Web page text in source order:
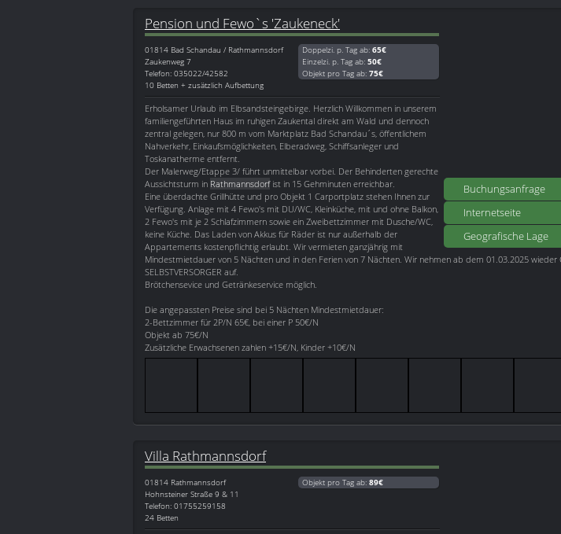
Buchungsanfrage
Internetseite
Geografische Lage
Pension und Fewo`s 'Zaukeneck'
01814 Bad Schandau / Rathmannsdorf
Zaukenweg 7
Telefon: 035022/42582
10 Betten + zusätzlich Aufbettung
Doppelzi. p. Tag ab: 65€
Einzelzi. p. Tag ab: 50€
Objekt pro Tag ab: 75€
Erholsamer Urlaub im Elbsandsteingebirge. Herzlich Willkommen in unserem
familiengeführten Haus im ruhigen Zaukental direkt am Wald und dennoch
zentral gelegen, nur 800 m vom Marktplatz Bad Schandau´s, öffentlichem
Nahverkehr, Einkaufsmöglichkeiten, Elberadweg, Schiffsanleger und
Toskanatherme entfernt.
Der Malerweg/Etappe 3/ führt unmittelbar vorbei. Der Behinderten gerechte
Aussichtsturm in Rathmannsdorfist in 15 Gehminuten erreichbar.
Eine überdachte Grillhütte und pro Objekt 1 Carportplatz stehen Ihnen zur
Verfügung. Anlage mit 4 Fewo's mit DU/WC, Kleinküche, mit und ohne Balkon,
2 Fewo's mit je 2 Schlafzimmern sowie ein Zweibettzimmer mit Dusche/WC,
keine Küche. Das Laden von Akkus für Räder ist nur außerhalb der
Appartements kostenpflichtig erlaubt. Wir vermieten ganzjährig mit
Mindestmietdauer von 5 Nächten und in den Ferien von 7 Nächten. Wir nehmen ab dem 01.03.2025 wieder
SELBSTVERSORGER auf.
Brötchensevice und Getränkeservice möglich.
Die angepassten Preise sind bei 5 Nächten Mindestmietdauer:
2-Bettzimmer für 2P/N 65€, bei einer P 50€/N
Objekt ab 75€/N
Zusätzliche Erwachsenen zahlen +15€/N, Kinder +10€/N
Villa Rathmannsdorf
01814 Rathmannsdorf
Hohnsteiner Straße 9 & 11
Telefon: 01755259158
24 Betten
Objekt pro Tag ab: 89€